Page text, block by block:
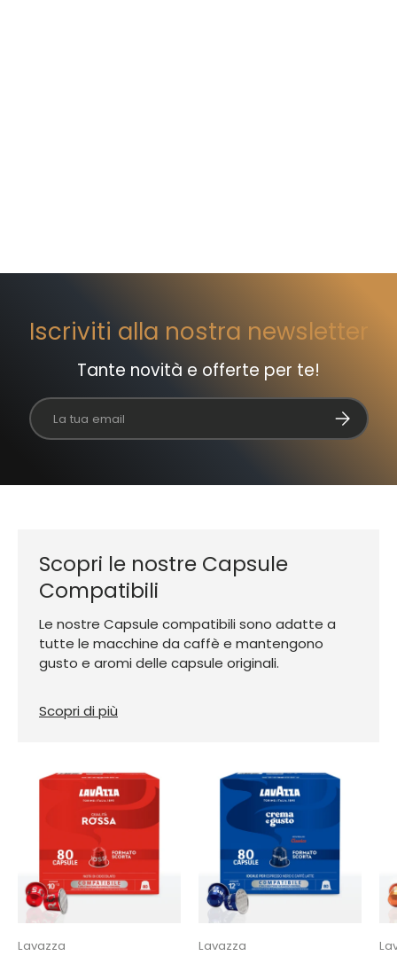
Iscriviti alla nostra newsletter
Tante novità e offerte per te!
Email Iscriviti
Scopri le nostre Capsule
Compatibili
Le nostre Capsule compatibili sono adatte a
tutte le macchine da caffè e mantengono
gusto e aromi delle capsule originali.
Scopri di più
Lavazza Lavazza